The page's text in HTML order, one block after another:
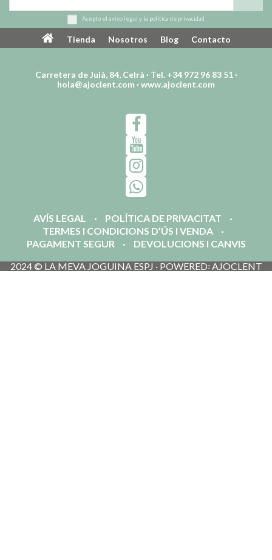
Acepto el aviso legal y la política de privacidad
Tienda Nosotros Blog Contacto
Carretera de Juià, 84, Celrà · Tel. +34 972 96 83 51 ·
hola@ajoclent.com ·www.ajoclent.com
AVÍS LEGAL
POLÍTICA DE PRIVACITAT
TERMES I CONDICIONS D’ÚS I VENDA
PAGAMENT SEGUR
DEVOLUCIONS I CANVIS
2024 © LA MEVA JOGUINA ESPJ · POWERED꞉ AJOCLENT